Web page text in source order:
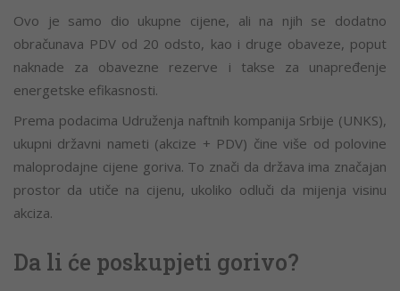
Ovo je samo dio ukupne cijene, ali na njih se dodatno
obračunava PDV od 20 odsto, kao i druge obaveze, poput
naknade za obavezne rezerve i takse za unapređenje
energetske efikasnosti.
Prema podacima Udruženja naftnih kompanija Srbije (UNKS),
ukupni državni nameti (akcize + PDV) čine više od polovine
maloprodajne cijene goriva. To znači da država ima značajan
prostor da utiče na cijenu, ukoliko odluči da mijenja visinu
akciza.
Da li će poskupjeti gorivo?